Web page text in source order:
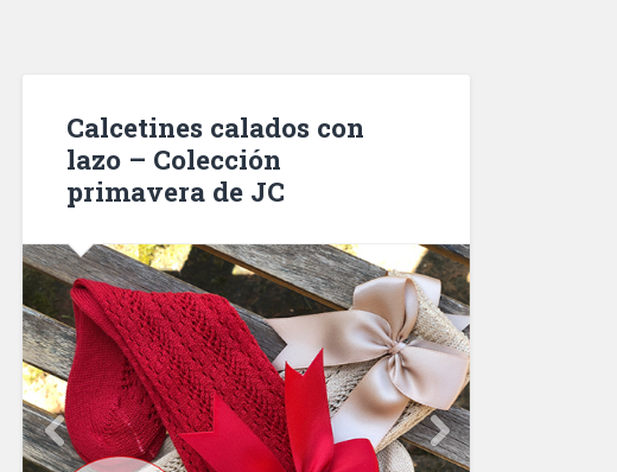
Calcetines calados con
lazo – Colección
primavera de JC